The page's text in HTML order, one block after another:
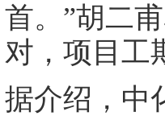
首。”胡二
对，项目工
据介绍，中